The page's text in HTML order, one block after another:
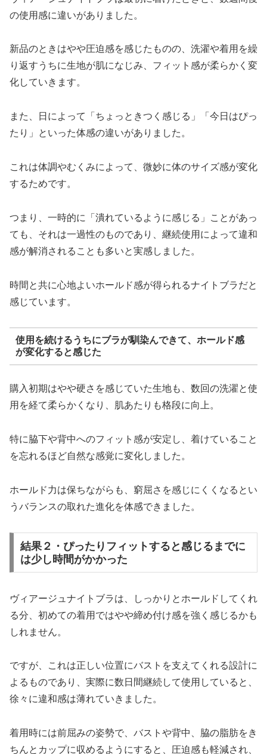
の使用感に違いがありました。
新品のときはやや圧迫感を感じたものの、洗濯や着用を繰
り返すうちに生地が肌になじみ、フィット感が柔らかく変
化していきます。
また、日によって「ちょっときつく感じる」「今日はぴっ
たり」といった体感の違いがありました。
これは体調やむくみによって、微妙に体のサイズ感が変化
するためです。
つまり、一時的に「潰れているように感じる」ことがあっ
ても、それは一過性のものであり、継続使用によって違和
感が解消されることも多いと実感しました。
時間と共に心地よいホールド感が得られるナイトブラだと
感じています。
使用を続けるうちにブラが馴染んできて、ホールド感
が変化すると感じた
購入初期はやや硬さを感じていた生地も、数回の洗濯と使
用を経て柔らかくなり、肌あたりも格段に向上。
特に脇下や背中へのフィット感が安定し、着けていること
を忘れるほど自然な感覚に変化しました。
ホールド力は保ちながらも、窮屈さを感じにくくなるとい
うバランスの取れた進化を体感できました。
結果２・ぴったりフィットすると感じるまでに
は少し時間がかかった
ヴィアージュナイトブラは、しっかりとホールドしてくれ
る分、初めての着用ではやや締め付け感を強く感じるかも
しれません。
ですが、これは正しい位置にバストを支えてくれる設計に
よるものであり、実際に数日間継続して使用していると、
徐々に違和感は薄れていきました。
着用時には前屈みの姿勢で、バストや背中、脇の脂肪をき
ちんとカップに収めるようにすると、圧迫感も軽減され、